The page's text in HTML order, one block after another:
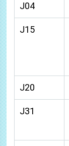
J04
J15
J20
J31